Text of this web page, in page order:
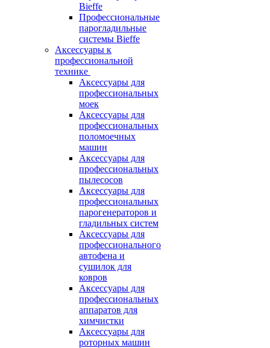
Bieffe
Профессиональные
парогладильные
системы Bieffe
Аксессуары к
профессиональной
технике
Аксессуары для
профессиональных
моек
Аксессуары для
профессиональных
поломоечных
машин
Аксессуары для
профессиональных
пылесосов
Аксессуары для
профессиональных
парогенераторов и
гладильных систем
Аксессуары для
профессионального
автофена и
сушилок для
ковров
Аксессуары для
профессиональных
аппаратов для
химчистки
Аксессуары для
роторных машин